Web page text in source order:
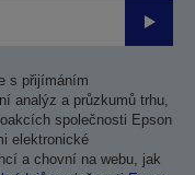
s přijímáním
analýz a průzkumů trhu,
společnosti Epson
elektronické
a chovní na webu, jak